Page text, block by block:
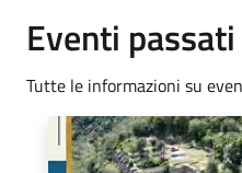
Eventi passati
Tutte le informazioni su